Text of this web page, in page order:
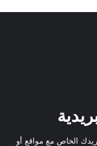
الخاص مع مواقع أو